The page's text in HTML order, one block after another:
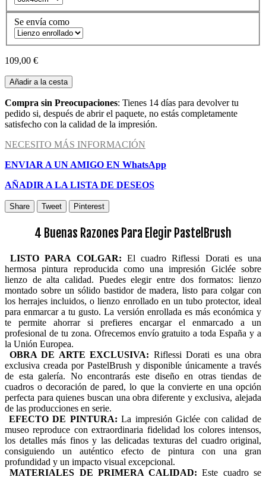
Se envía como
109,00 €
Añadir a la cesta
Compra sin Preocupaciones: Tienes 14 días para devolver tu
pedido si, después de abrir el paquete, no estás completamente
satisfecho con la calidad de la impresión.
NECESITO MÁS INFORMACIÓN
ENVIAR A UN AMIGO EN WhatsApp
AÑADIR A LA LISTA DE DESEOS
Share Tweet Pinterest
4 Buenas Razones Para Elegir PastelBrush
LISTO PARA COLGAR: El cuadro Riflessi Dorati es una
hermosa pintura reproducida como una impresión Giclée sobre
lienzo de alta calidad. Puedes elegir entre dos formatos: lienzo
montado sobre un sólido bastidor de madera, listo para colgar con
los herrajes incluidos, o lienzo enrollado en un tubo protector, ideal
para enmarcar a tu gusto. La versión enrollada es más económica y
te permite ahorrar si prefieres encargar el enmarcado a un
profesional de tu zona. Ofrecemos envío gratuito a toda España y a
la Unión Europea.
OBRA DE ARTE EXCLUSIVA: Riflessi Dorati es una obra
exclusiva creada por PastelBrush y disponible únicamente a través
de esta galería. No encontrarás este diseño en otras tiendas de
cuadros o decoración de pared, lo que la convierte en una opción
perfecta para quienes buscan una obra diferente y exclusiva, alejada
de las producciones en serie.
EFECTO DE PINTURA: La impresión Giclée con calidad de
museo reproduce con extraordinaria fidelidad los colores intensos,
los detalles más finos y las delicadas texturas del cuadro original,
consiguiendo un auténtico efecto de pintura con una gran
profundidad y un impacto visual excepcional.
MATERIALES DE PRIMERA CALIDAD: Este cuadro se